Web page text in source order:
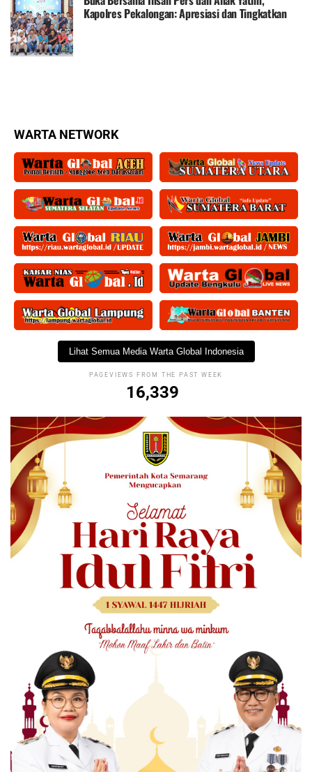
Kapolres Pekalongan: Apresiasi dan Tingkatkan
Kerjasama dengan Rekan Media
WARTA NETWORK
Lihat Semua Media Warta Global Indonesia
PAGEVIEWS FROM THE PAST WEEK
16,339